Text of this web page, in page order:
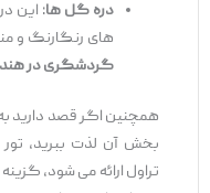
دره گل ‌ها: این دره
‌های رنگارنگ و
گردشگری در هند
همچنین اگر قصد دارید به
‌بخش آن لذت ببرید، تور
تراول ارائه می ‌شود، گزینه